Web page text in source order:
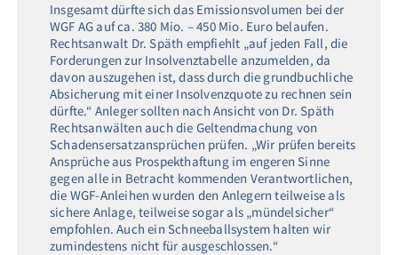
Insgesamt dürfte sich das Emissionsvolumen bei der
WGF AG auf ca. 380 Mio. – 450 Mio. Euro belaufen.
Rechtsanwalt Dr. Späth empfiehlt „auf jeden Fall, die
Forderungen zur Insolvenztabelle anzumelden, da
davon auszugehen ist, dass durch die grundbuchliche
Absicherung mit einer Insolvenzquote zu rechnen sein
dürfte.“ Anleger sollten nach Ansicht von Dr. Späth
Rechtsanwälten auch die Geltendmachung von
Schadensersatzansprüchen prüfen. „Wir prüfen bereits
Ansprüche aus Prospekthaftung im engeren Sinne
gegen alle in Betracht kommenden Verantwortlichen,
die WGF-Anleihen wurden den Anlegern teilweise als
sichere Anlage, teilweise sogar als „mündelsicher“
empfohlen. Auch ein Schneeballsystem halten wir
zumindestens nicht für ausgeschlossen.“